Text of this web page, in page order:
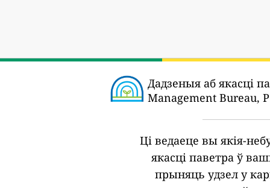
Дадзеныя аб якасці
Management Bureau,
Ці ведаеце вы якія-
якасці паветра ў
прыняць удзел у